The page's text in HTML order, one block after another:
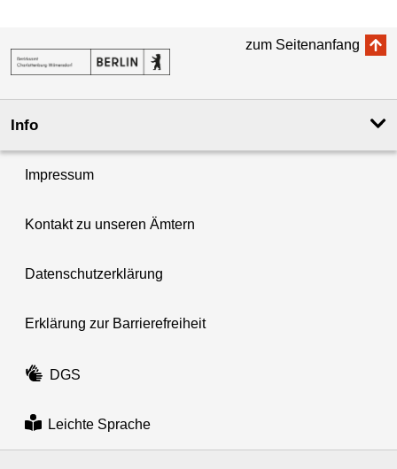
zum Seitenanfang
Info
Impressum
Kontakt zu unseren Ämtern
Datenschutzerklärung
Erklärung zur Barrierefreiheit
DGS
Leichte Sprache